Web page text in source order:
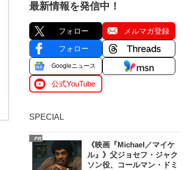
最新情報を発信中！
フォロー メルマガ登録
フォロー
Googleニュース
公式YouTube
SPECIAL
PR
《映画『Michael／マイケ
ル』》父ジョセフ・ジャク
ソン役、コールマン・ドミ